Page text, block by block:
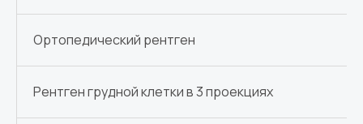
Ортопедический рентген
Рентген грудной клетки в 3 проекциях